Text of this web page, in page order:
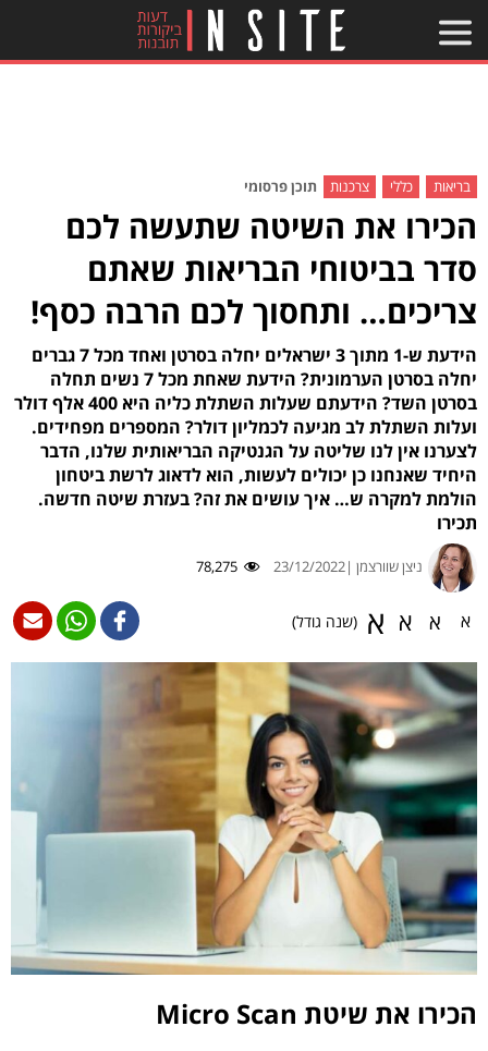
בריאות כללי צרכנות תוכן פרסומי
הכירו את השיטה שתעשה לכם
סדר בביטוחי הבריאות שאתם
צריכים… ותחסוך לכם הרבה כסף!
הידעת ש-1 מתוך 3 ישראלים יחלה בסרטן ואחד מכל 7 גברים
יחלה בסרטן הערמונית? הידעת שאחת מכל 7 נשים תחלה
בסרטן השד? הידעתם שעלות השתלת כליה היא 400 אלף דולר
ועלות השתלת לב מגיעה לכמליון דולר? המספרים מפחידים.
לצערנו אין לנו שליטה על הגנטיקה הבריאותית שלנו, הדבר
היחיד שאנחנו כן יכולים לעשות, הוא לדאוג לרשת ביטחון
הולמת למקרה ש… איך עושים את זה? בעזרת שיטה חדשה.
תכירו
ניצן שוורצמן |23/12/2022
78,275
א א א א (שנה גודל)
הכירו את שיטת Micro Scan